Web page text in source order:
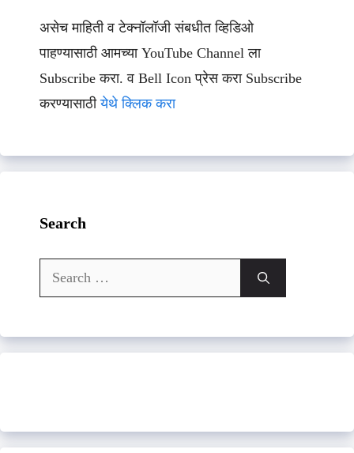
असेच माहिती व टेक्नॉलॉजी संबधीत व्हिडिओ
पाहण्यासाठी आमच्या YouTube Channel ला
Subscribe करा. व Bell Icon प्रेस करा Subscribe
करण्यासाठीयेथे क्लिक करा
Search
Search
for: